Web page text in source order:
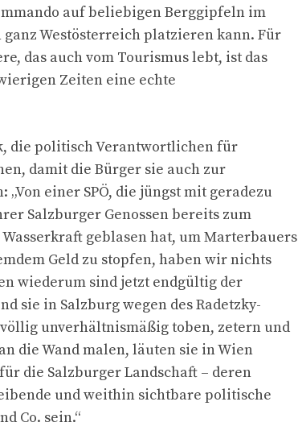
auf beliebigen Berggipfeln im
Westösterreich platzieren kann. Für
das auch vom Tourismus lebt, ist das
Zeiten eine echte
die politisch Verantwortlichen für
damit die Bürger sie auch zur
einer SPÖ, die jüngst mit geradezu
Salzburger Genossen bereits zum
geblasen hat, um Marterbauers
Geld zu stopfen, haben wir nichts
wiederum sind jetzt endgültig der
sie in Salzburg wegen des Radetzky-
unverhältnismäßig toben, zetern und
die Wand malen, läuten sie in Wien
die Salzburger Landschaft – deren
und weithin sichtbare politische
Co. sein.“